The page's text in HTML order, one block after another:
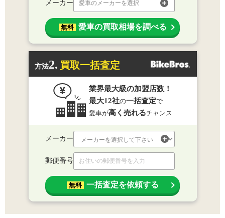
メーカー 愛車のメーカーを選択
無料 愛車の買取相場を調べる
方法2. 買取一括査定
業界最大級の加盟店数！
最大12社の一括査定で
愛車が高く売れるチャンス
メーカー
郵便番号
無料 一括査定を依頼する